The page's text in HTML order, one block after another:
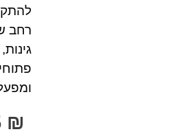
רחב
₪